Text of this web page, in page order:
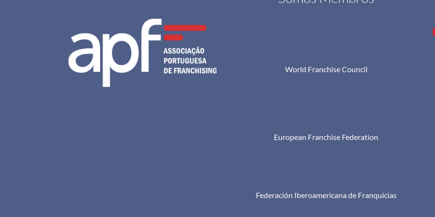
World Franchise Council
European Franchise Federation
Federación Iberoamericana de Franquicias